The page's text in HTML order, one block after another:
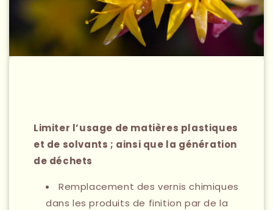
Limiter l’usage de matières plastiques
et de solvants ; ainsi que la génération
de déchets
Remplacement des vernis chimiques
dans les produits de finition par de la